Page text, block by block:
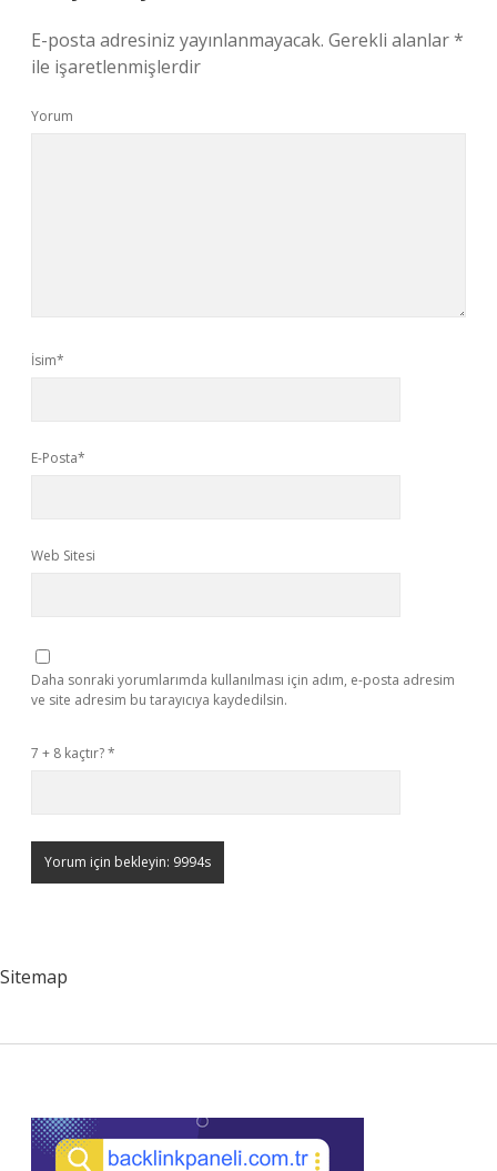
E-posta adresiniz yayınlanmayacak. Gerekli alanlar*
ile işaretlenmişlerdir
Yorum
İsim*
E-Posta*
Web Sitesi
Daha sonraki yorumlarımda kullanılması için adım, e-posta adresim
ve site adresim bu tarayıcıya kaydedilsin.
7 + 8 kaçtır?*
Sitemap
Sidebar